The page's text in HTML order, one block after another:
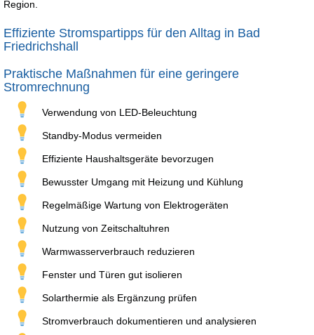
Region.
Effiziente Stromspartipps für den Alltag in Bad
Friedrichshall
Praktische Maßnahmen für eine geringere
Stromrechnung
Verwendung von LED-Beleuchtung
Standby-Modus vermeiden
Effiziente Haushaltsgeräte bevorzugen
Bewusster Umgang mit Heizung und Kühlung
Regelmäßige Wartung von Elektrogeräten
Nutzung von Zeitschaltuhren
Warmwasserverbrauch reduzieren
Fenster und Türen gut isolieren
Solarthermie als Ergänzung prüfen
Stromverbrauch dokumentieren und analysieren